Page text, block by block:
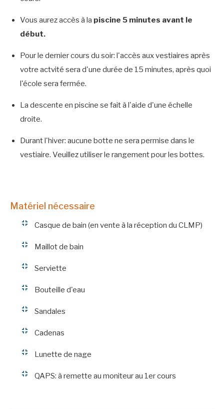
Vous aurez accès à la piscine 5 minutes avant le
début.
Pour le dernier cours du soir: l'accès aux vestiaires après
votre actvité sera d'une durée de 15 minutes, après quoi
l'école sera fermée.
La descente en piscine se fait à l'aide d'une échelle
droite.
Durant l'hiver: aucune botte ne sera permise dans le
vestiaire. Veuillez utiliser le rangement pour les bottes.
Matériel nécessaire
Casque de bain (en vente à la réception du CLMP)
Maillot de bain
Serviette
Bouteille d'eau
Sandales
Cadenas
Lunette de nage
QAPS: à remette au moniteur au 1er cours